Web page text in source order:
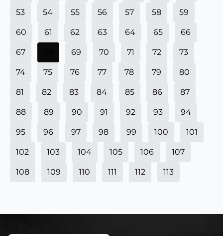
53 54 55 56 57 58 59
60 61 62 63 64 65 66
67 69 70 71 72 73
74 75 76 77 78 79 80
81 82 83 84 85 86 87
88 89 90 91 92 93 94
95 96 97 98 99 100 101
102 103 104 105 106 107
108 109 110 111 112 113